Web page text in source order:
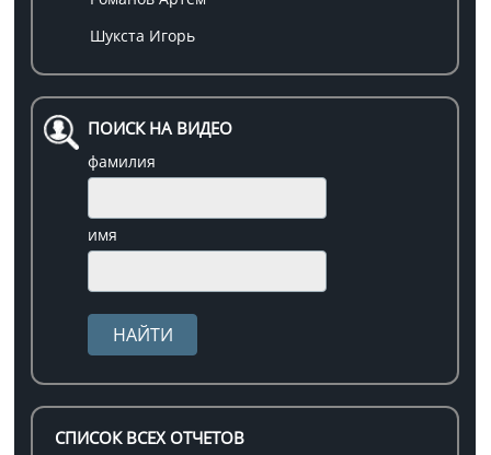
Шукста Игорь
ПОИСК НА ВИДЕО
фамилия
имя
СПИСОК ВСЕХ ОТЧЕТОВ